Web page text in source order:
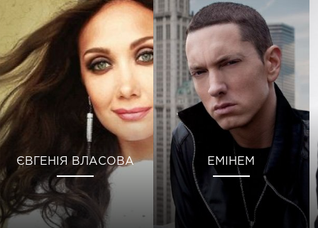
ЄВГЕНІЯ ВЛАСОВА ЕМІНЕМ